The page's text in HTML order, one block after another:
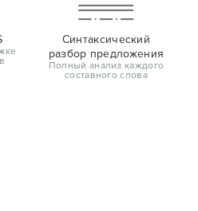
Синтаксический
разбор предложения
Полный анализ каждого
составного слова